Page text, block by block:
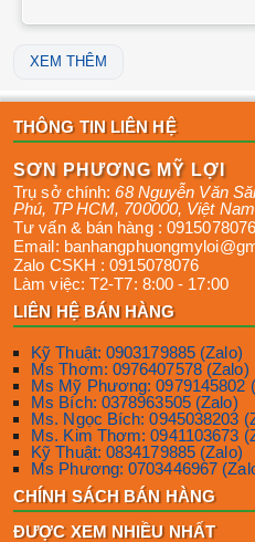
XEM THÊM
THÔNG TIN LIÊN HỆ
SƠN PHƯƠNG MỸ LỢI
Trụ sở chính:68 Nguyễn Văn
Phú, TP HCM, 700000, Việt Nam
Tư vấn & bán hàng : 0915078076
Email:
Zalo CSKH :0915078076
Làm việc: T2-T7: 8:00 - 17:00
LIÊN HỆ BÁN HÀNG
Kỹ Thuật: 0903179885 (Zalo)
Ms Thơm: 0976407578 (Zalo)
Ms Mỹ Phương: 0979145802
Ms Bích: 0378963505 (Zalo)
Ms. Ngọc Bích: 0945038203
Ms. Kim Thơm: 0941103673
Kỹ Thuật: 0834179885 (Zalo)
Ms Phương: 0703446967
CHÍNH SÁCH BÁN HÀNG
ĐƯỢC XEM NHIỀU NHẤT